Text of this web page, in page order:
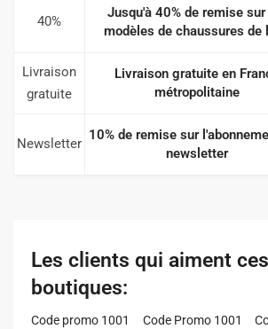
40%
Jusqu'à 40% de remise
modèles de chaussures de
Livraison
gratuite
Livraison gratuite en
métropolitaine
Newsletter
10% de remise sur
newsletter
Les clients qui aiment ces
boutiques:
Code promo 1001
Code Promo 1001